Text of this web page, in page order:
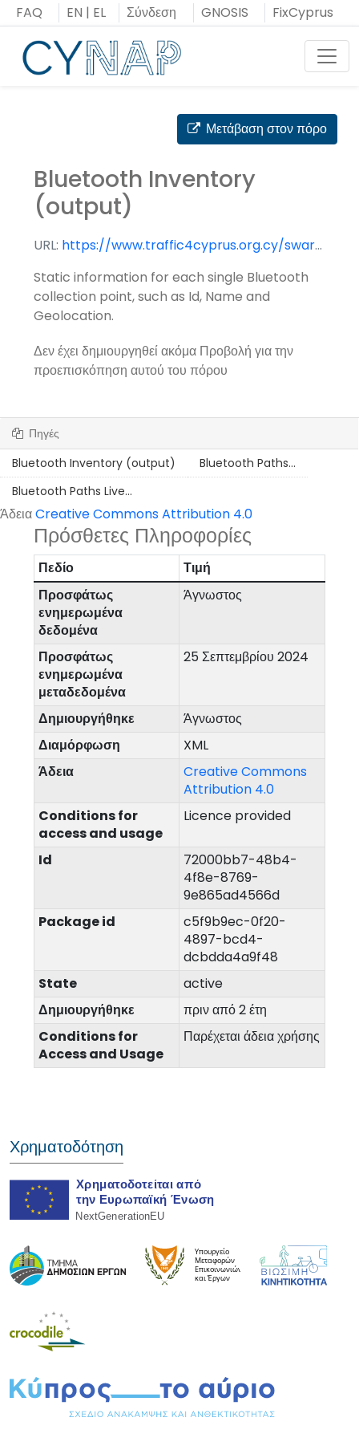
Μεταπήδηση
στο
περιεχόμενο
FAQ EN | EL Σύνδεση GNOSIS FixCyprus
Μετάβαση στον πόρο
Bluetooth Inventory
(output)
URL: https://www.traffic4cyprus.org.cy/swarco3/api/Data/BTMeasurementSiteTablePublication
Static information for each single Bluetooth
collection point, such as Id, Name and
Geolocation.
Δεν έχει δημιουργηθεί ακόμα Προβολή για την
προεπισκόπηση αυτού του πόρου
Πηγές
Bluetooth Inventory (output)
Bluetooth Paths...
Bluetooth Paths Live...
ΆδειαCreative Commons Attribution 4.0
Πρόσθετες Πληροφορίες
Πεδίο
Τιμή
Προσφάτως
ενημερωμένα
δεδομένα
Άγνωστος
Προσφάτως
ενημερωμένα
μεταδεδομένα
25 Σεπτεμβρίου 2024
Δημιουργήθηκε
Άγνωστος
Διαμόρφωση
XML
Άδεια
Creative Commons
Attribution 4.0
Conditions for
access and usage
Licence provided
Id
72000bb7-48b4-
4f8e-8769-
9e865ad4566d
Package id
c5f9b9ec-0f20-
4897-bcd4-
dcbdda4a9f48
State
active
Δημιουργήθηκε
πριν από 2 έτη
Conditions for
Access and Usage
Παρέχεται άδεια χρήσης
Χρηματοδότηση